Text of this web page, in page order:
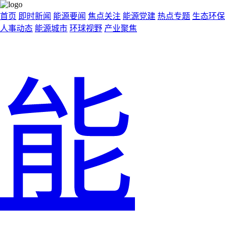
首页 即时新闻 能源要闻 焦点关注 能源党建 热点专题 生态环保
人事动态 能源城市 环球视野 产业聚焦
能